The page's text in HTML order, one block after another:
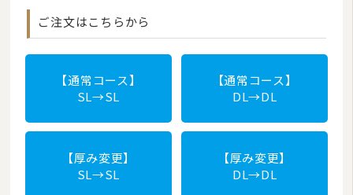
ご注文はこちらから
【通常コース】
SL→SL
【通常コース】
DL→DL
【厚み変更】
SL→SL
【厚み変更】
DL→DL